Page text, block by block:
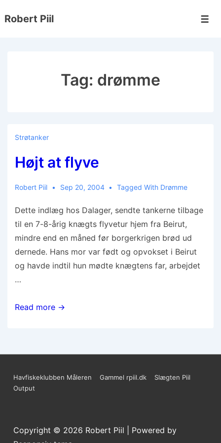
Hop
Robert Piil
Tag: drømme
Strøtanker
Højt at flyve
Robert Piil Sep 20, 2004 Tagged With Drømme
Dette indlæg hos Dalager, sendte tankerne tilbage
til en 7-8-årig knægts flyvetur hjem fra Beirut,
mindre end en måned før borgerkrigen brød ud
dernede. Hans mor var født og opvokset i Beirut
og havde indtil hun mødte knægtens far, arbejdet
…
Højt
Read more →
Sidefods-
Havfiskeklubben Måleren Gammel rpiil.dk
Slægten Piil
Output
Copyright © 2026 Robert Piil
| Powered by